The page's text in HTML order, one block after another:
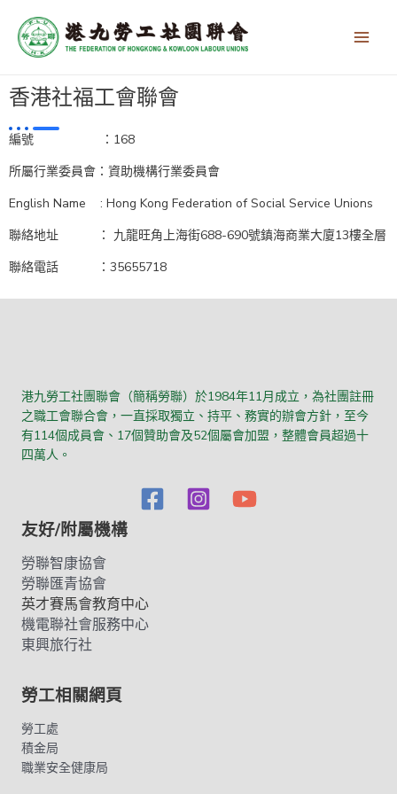
香港社福工會聯會
編號 ：168
所屬行業委員會：資助機構行業委員會
English Name : Hong Kong Federation of Social Service Unions
聯絡地址 ： 九龍旺角上海街688-690號鎮海商業大廈13樓全層
聯絡電話 ：35655718
港九勞工社團聯會（簡稱勞聯）於1984年11月成立，為社團註冊
之職工會聯合會，一直採取獨立、持平、務實的辦會方針，至今
有114個成員會、17個贊助會及52個屬會加盟，整體會員超過十
四萬人。
友好/附屬機構
勞聯智康協會
勞聯匯青協會
英才賽馬會教育中心
機電聯社會服務中心
東興旅行社
勞工相關網頁
勞工處
積金局
職業安全健康局